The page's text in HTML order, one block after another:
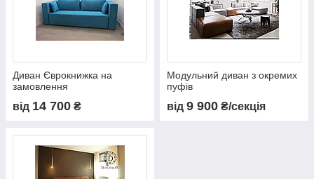
Диван Єврокнижка на
замовлення
від 14 700 ₴
Модульний диван з окремих
пуфів
від9 900 ₴/секція